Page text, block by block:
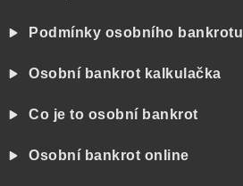
Podmínky osobního bankrotu
Osobní bankrot kalkulačka
Co je to osobní bankrot
Osobní bankrot online